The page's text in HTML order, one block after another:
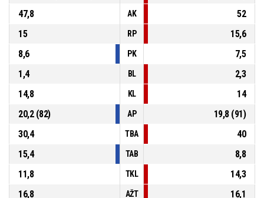
47,8
AK
52
15
RP
15,6
8,6
PK
7,5
1,4
BL
2,3
14,8
KL
14
20,2 (82)
AP
19,8 (91)
30,4
TBA
40
15,4
TAB
8,8
11,8
TKL
14,3
16,8
AŽT 16,1